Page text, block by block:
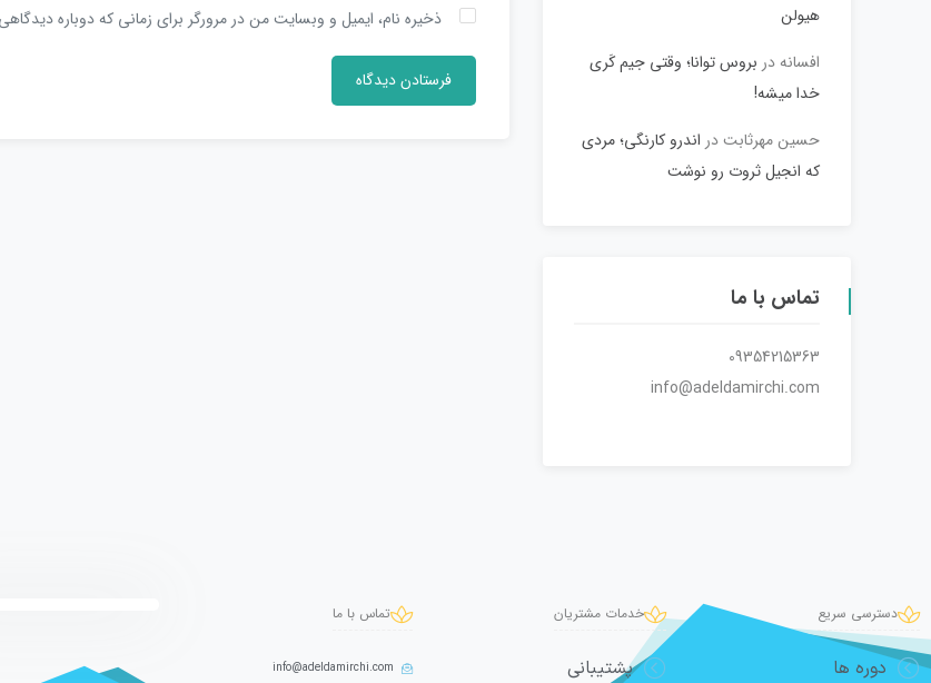
ذخیره نام، ایمیل و وبسایت من در مرورگر برای زمانی که دوباره
هیولن
افسانه در بروس توانا؛ وقتی جیم کَری
خدا میشه!
حسین مهرثابتدر اندرو کارنگی؛ مردی
که انجیل ثروت رو نوشت
تماس با ما
09354215363
info@adeldamirchi.com
دسترسی سریع
دوره ها
خدمات مشتریان
پشتیبانی
تماس با ما
info@adeldamirchi.com